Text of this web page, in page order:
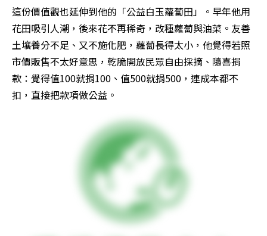
這份價值觀也延伸到他的「公益白玉蘿蔔田」。早年他用
花田吸引人潮，後來花不再稀奇，改種蘿蔔與油菜。友善
土壤養分不足、又不施化肥，蘿蔔長得太小，他覺得若照
市價販售不太好意思，乾脆開放民眾自由採摘、隨喜捐
款：覺得值100就捐100、值500就捐500，連成本都不
扣，直接把款項做公益。